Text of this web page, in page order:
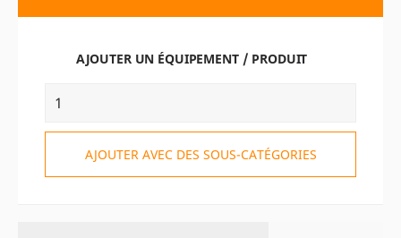
AJOUTER UN ÉQUIPEMENT / PRODUIT
AJOUTER AVEC DES SOUS-CATÉGORIES